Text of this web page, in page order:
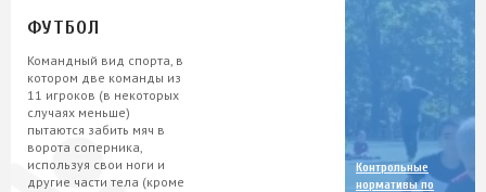
ФУТБОЛ
Командный вид спорта, в
котором две команды из
11 игроков (в некоторых
случаях меньше)
пытаются забить мяч в
ворота соперника,
используя свои ноги и
другие части тела (кроме
Контрольные
нормативы по